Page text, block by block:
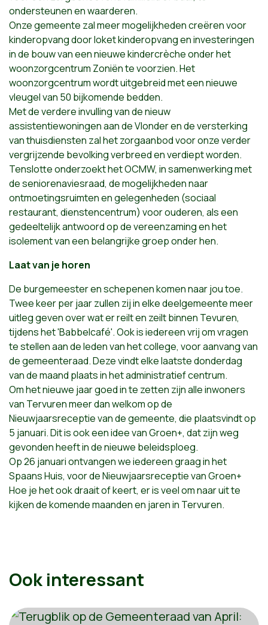
ondersteunen en waarderen.
Onze gemeente zal meer mogelijkheden creëren voor
kinderopvang door loket kinderopvang en investeringen
in de bouw van een nieuwe kindercrèche onder het
woonzorgcentrum Zoniën te voorzien. Het
woonzorgcentrum wordt uitgebreid met een nieuwe
vleugel van 50 bijkomende bedden.
Met de verdere invulling van de nieuw
assistentiewoningen aan de Vlonder en de versterking
van thuisdiensten zal het zorgaanbod voor onze verder
vergrijzende bevolking verbreed en verdiept worden.
Tenslotte onderzoekt het OCMW, in samenwerking met
de seniorenaviesraad, de mogelijkheden naar
ontmoetingsruimten en gelegenheden (sociaal
restaurant, dienstencentrum) voor ouderen, als een
gedeeltelijk antwoord op de vereenzaming en het
isolement van een belangrijke groep onder hen.
Laat van je horen
De burgemeester en schepenen komen naar jou toe.
Twee keer per jaar zullen zij in elke deelgemeente meer
uitleg geven over wat er reilt en zeilt binnen Tevuren,
tijdens het 'Babbelcafé'. Ook is iedereen vrij om vragen
te stellen aan de leden van het college, voor aanvang van
de gemeenteraad. Deze vindt elke laatste donderdag
van de maand plaats in het administratief centrum.
Om het nieuwe jaar goed in te zetten zijn alle inwoners
van Tervuren meer dan welkom op de
Nieuwjaarsreceptie van de gemeente, die plaatsvindt op
5 januari. Dit is ook een idee van Groen+, dat zijn weg
gevonden heeft in de nieuwe beleidsploeg.
Op 26 januari ontvangen we iedereen graag in het
Spaans Huis, voor de Nieuwjaarsreceptie van Groen+
Hoe je het ook draait of keert, er is veel om naar uit te
kijken de komende maanden en jaren in Tervuren.
Ook interessant